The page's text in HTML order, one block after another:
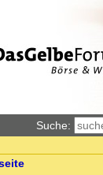
Suche: